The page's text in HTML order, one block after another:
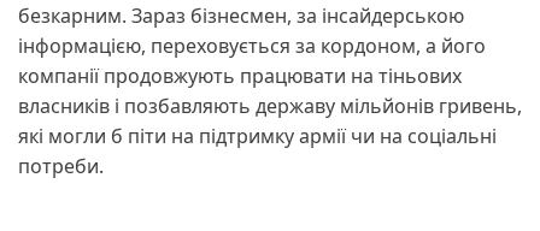
безкарним. Зараз бізнесмен, за інсайдерською
інформацією, переховується за кордоном, а його
компанії продовжують працювати на тіньових
власників і позбавляють державу мільйонів гривень,
які могли б піти на підтримку армії чи на соціальні
потреби.